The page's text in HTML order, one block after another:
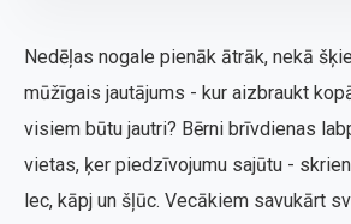
Nedēļas nogale pienāk ātrāk, nekā
mūžīgais jautājums - kur aizbraukt
visiem būtu jautri? Bērni brīvdienas
vietas, ķer piedzīvojumu sajūtu -
lec, kāpj un šļūc. Vecākiem savukārt